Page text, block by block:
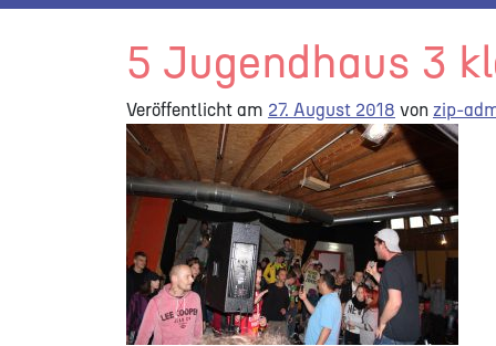
5 Jugendhaus 3
Veröffentlicht am 27. August 2018 von zip-